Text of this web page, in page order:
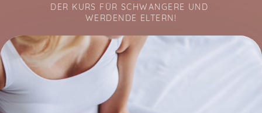
DER KURS FÜR SCHWANGERE UND
WERDENDE ELTERN!
Soon you will learn more about me here...